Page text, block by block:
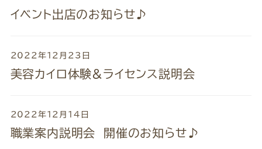
イベント出店のお知らせ♪
美容カイロ体験&ライセンス説明会
2022年12月23日
職業案内説明会 開催のお知らせ♪
2022年12月14日